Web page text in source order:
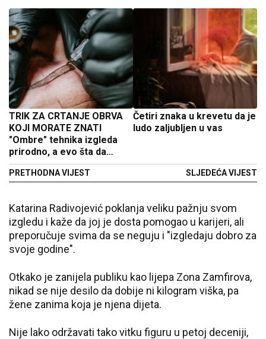
TRIK ZA CRTANJE OBRVA
KOJI MORATE ZNATI
"Ombre" tehnika izgleda
prirodno, a evo šta da
izbjegavate pre tetovaže
PRETHODNA VIJEST
Četiri znaka u krevetu da je
ludo zaljubljen u vas
SLJEDEĆA VIJEST
Katarina Radivojević poklanja veliku pažnju svom
izgledu i kaže da joj je dosta pomogao u karijeri, ali
preporučuje svima da se neguju i "izgledaju dobro za
svoje godine".
Otkako je zanijela publiku kao lijepa Zona Zamfirova,
nikad se nije desilo da dobije ni kilogram viška, pa
žene zanima koja je njena dijeta.
Nije lako održavati tako vitku figuru u petoj deceniji,